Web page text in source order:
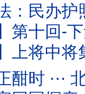
！】警察开始追讨户
镇鬼 唐太宗地府还魂 ⋯ 阴曹
集体缺席建军99
会议开始！】与将军